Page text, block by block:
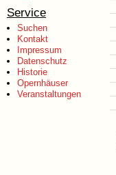
Service
Suchen
Kontakt
Impressum
Datenschutz
Historie
Opernhäuser
Veranstaltungen